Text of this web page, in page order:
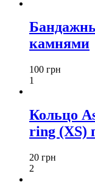
камнями
100 грн
1
Кольцо
ring (XS)
20 грн
2